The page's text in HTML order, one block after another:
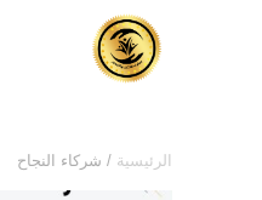
الرئيسية / شركاء النجاح